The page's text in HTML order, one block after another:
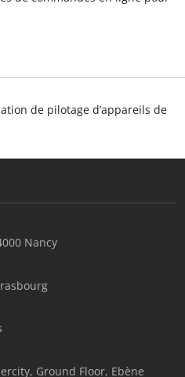
de pilotage d’appareils de
Nancy
Ground Floor, Ebène